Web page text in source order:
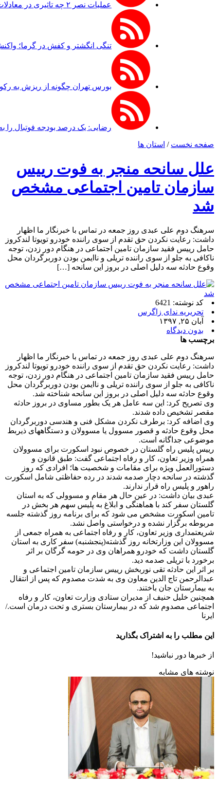
عملیات نصر ۲ چه تاثیری در معادلات جنگ داشت؟ *سعدالله زارعی
تنگی انگشتر و کفش در گرما؛
بورس تهران چگونه از ریزش به
رضایی: یک درصد بودجه فوتبال را
صفحه نخست / استان ها
علل سانحه منجر به فوت رییس
سازمان تامین اجتماعی مشخص
شد
سرهنگ دوم علی عبدی روز جمعه در تماس با خبرنگار ما اظهار
داشت: رعایت نکردن حق تقدم از سوی راننده خودرو تویوتا لندکروز
حامل رییس فقید سازمان تامین اجتماعی در هنگام دور زدن، توجه
ناکافی به جلو از سوی راننده تریلی و ناایمن بودن دوربرگردان محل
وقوع حادثه سه دلیل اصلی در بروز این سانحه […]
کد نوشته: 6421
تحریریه ندای زاگرس
آبان ۲۵, ۱۳۹۷
بدون دیدگاه
برچسب ها
سرهنگ دوم علی عبدی روز جمعه در تماس با خبرنگار ما اظهار
داشت: رعایت نکردن حق تقدم از سوی راننده خودرو تویوتا لندکروز
حامل رییس فقید سازمان تامین اجتماعی در هنگام دور زدن، توجه
ناکافی به جلو از سوی راننده تریلی و ناایمن بودن دوربرگردان محل
وقوع حادثه سه دلیل اصلی در بروز این سانحه شناخته شد.
وی تصریح کرد: این سه عامل هر یک بطور مساوی در بروز حادثه
مقصر تشخیص داده شدند.
وی اضافه کرد: برطرف نکردن مشکل فنی و هندسی دوربرگردان
محل وقوع حادثه و قصور مسوول یا مسوولان و دستگاههای ذیربط
موضوعی جداگانه است.
رییس پلیس راه گلستان در خصوص نبود اسکورت برای مسوولان
همراه وزیر تعاون، کار و رفاه اجتماعی گفت: طبق قانون و
دستورالعمل ویژه برای مقامات و شخصیت ها؛ افرادی که روز
گذشته در سانحه دچار صدمه شدند در رده حفاظتی شامل اسکورت
راهور و پلیس راه قرار ندارند.
عبدی بیان داشت: در عین حال هر مقام و مسوولی که به استان
گلستان سفر کند با هماهنگی و ابلاغ به پلیس سهم هر بخش در
تامین اسکورت مشخص می شود که برای برنامه روز گذشته جلسه
مربوطه برگزار نشده و درخواستی واصل نشد.
شریعتمداری وزیر تعاون، کار و رفاه اجتماعی به همراه جمعی از
مسوولان این وزارتخانه روز گذشته(پنجشنبه) سفر کاری به استان
گلستان داشت که خودرو همراهان وی در حومه گرگان بر اثر
برخورد با تریلی صدمه دید.
بر اثر این حادثه تقی نوربخش رییس سازمان تامین اجتماعی و
عبدالرحمن تاج الدین معاون وی به شدت مصدوم که پس از انتقال
به بیمارستان جان باختند.
همچنین خلیل حنیف از مدیران ستادی وزارت تعاون، کار و رفاه
اجتماعی مصدوم شد که در بیمارستان بستری و تحت درمان است./
ایرنا
این مطلب را به اشتراک بگذارید
از خبرها دور نباشید!
نوشته های مشابه